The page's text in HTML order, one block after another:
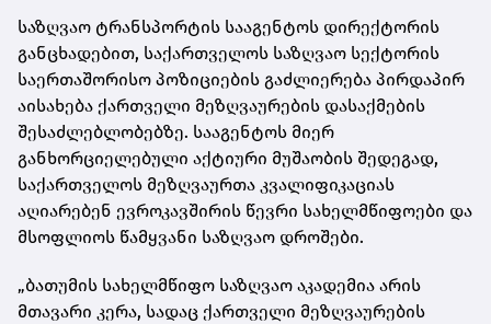
საზღვაო ტრანსპორტის სააგენტოს დირექტორის
განცხადებით, საქართველოს საზღვაო სექტორის
საერთაშორისო პოზიციების გაძლიერება პირდაპირ
აისახება ქართველი მეზღვაურების დასაქმების
შესაძლებლობებზე. სააგენტოს მიერ
განხორციელებული აქტიური მუშაობის შედეგად,
საქართველოს მეზღვაურთა კვალიფიკაციას
აღიარებენ ევროკავშირის წევრი სახელმწიფოები და
მსოფლიოს წამყვანი საზღვაო დროშები.
„ბათუმის სახელმწიფო საზღვაო აკადემია არის
მთავარი კერა, სადაც ქართველი მეზღვაურების